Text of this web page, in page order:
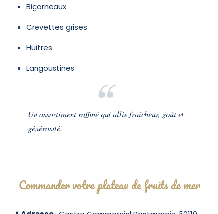
Bigorneaux
Crevettes grises
Huîtres
Langoustines
Un assortiment raffiné qui allie fraîcheur, goût et
générosité.
Commander votre plateau de fruits de mer